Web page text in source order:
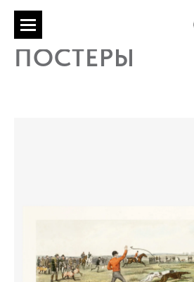
ПОСТЕРЫ